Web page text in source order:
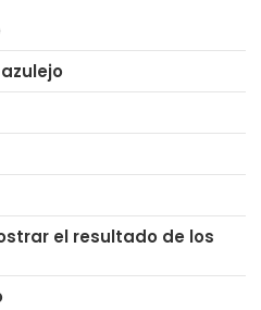
el resultado de los